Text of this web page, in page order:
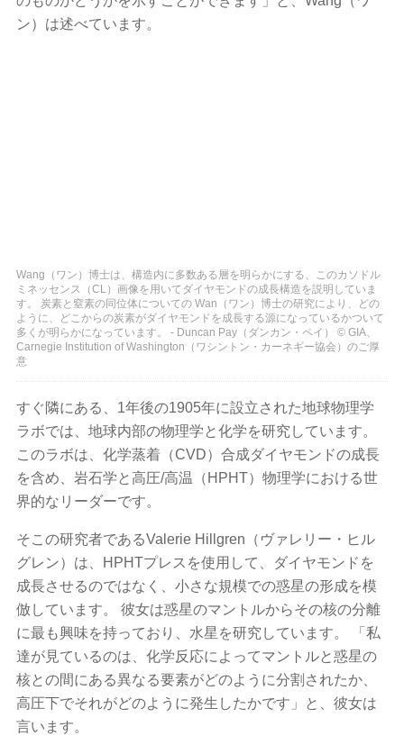
ン）は述べています。
Wang（ワン）博士は、構造内に多数ある層を明らかにする、このカソドル
ミネッセンス（CL）画像を用いてダイヤモンドの成長構造を説明していま
す。 炭素と窒素の同位体についての Wan（ワン）博士の研究により、どの
ように、どこからの炭素がダイヤモンドを成長する源になっているかついて
多くが明らかになっています。 - Duncan Pay（ダンカン・ペイ） © GIA、
Carnegie Institution of Washington（ワシントン・カーネギー協会）のご厚
意
すぐ隣にある、1年後の1905年に設立された地球物理学
ラボでは、地球内部の物理学と化学を研究しています。
このラボは、化学蒸着（CVD）合成ダイヤモンドの成長
を含め、岩石学と高圧/高温（HPHT）物理学における世
界的なリーダーです。
そこの研究者であるValerie Hillgren（ヴァレリー・ヒル
グレン）は、HPHTプレスを使用して、ダイヤモンドを
成長させるのではなく、小さな規模での惑星の形成を模
倣しています。 彼女は惑星のマントルからその核の分離
に最も興味を持っており、水星を研究しています。 「私
達が見ているのは、化学反応によってマントルと惑星の
核との間にある異なる要素がどのように分割されたか、
高圧下でそれがどのように発生したかです」と、彼女は
言います。